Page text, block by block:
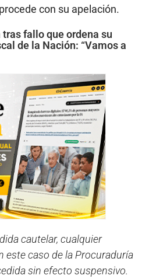
con su apelación.
tras fallo que ordena su
de la Nación: “Vamos a
cautelar, cualquier
este caso de la Procuraduría
sin efecto suspensivo.